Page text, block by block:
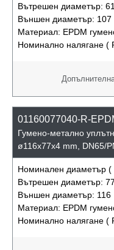
Вътрешен диаметър: 61
Външен диаметър: 107
Материал: EPDM
Номинално налягане (
01160077040-R-
Гумено-метално
ø116x77x4 mm, DN65/
Номинален диаметър (
Вътрешен диаметър: 77
Външен диаметър: 116
Материал: EPDM
Номинално налягане (